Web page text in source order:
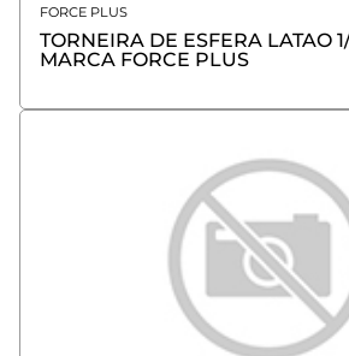
FORCE PLUS
TORNEIRA DE ESFERA LATAO
MARCA FORCE PLUS